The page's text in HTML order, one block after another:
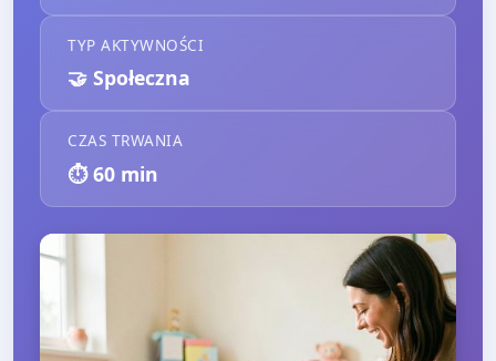
TYP AKTYWNOŚCI
🤝 Społeczna
CZAS TRWANIA
⏱️60 min